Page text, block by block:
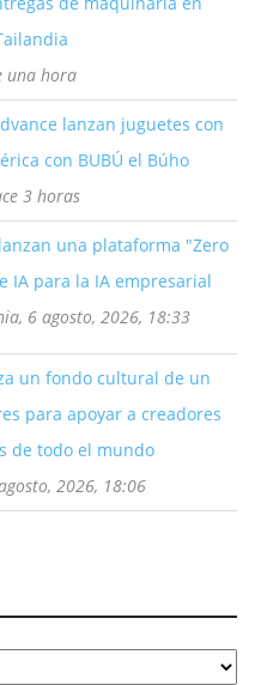
una hora
lanzan juguetes con
con BUBÚ el Búho
3 horas
una plataforma "Zero
IA para la IA empresarial
6 agosto, 2026, 18:33
un fondo cultural de un
para apoyar a creadores
de todo el mundo
2026, 18:06